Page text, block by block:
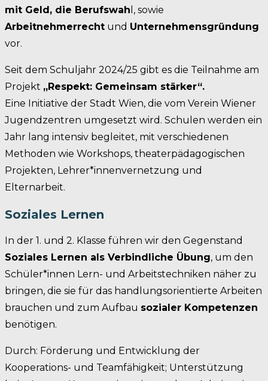
mit Geld, die Berufswah l, sowie
Arbeitnehmerrecht und Unternehmensgründung
vor.
Seit dem Schuljahr 2024/25 gibt es die Teilnahme am
Projekt „Respekt: Gemeinsam stärker“.
Eine Initiative der Stadt Wien, die vom Verein Wiener
Jugendzentren umgesetzt wird. Schulen werden ein
Jahr lang intensiv begleitet, mit verschiedenen
Methoden wie Workshops, theaterpädagogischen
Projekten, Lehrer*innenvernetzung und
Elternarbeit.
Soziales Lernen
In der 1. und 2. Klasse führen wir den Gegenstand
Soziales Lernen als Verbindliche Übung, um den
Schüler*innen Lern- und Arbeitstechniken näher zu
bringen, die sie für das handlungsorientierte Arbeiten
brauchen und zum Aufbau sozialer Kompetenzen
benötigen.
Durch: Förderung und Entwicklung der
Kooperations- und Teamfähigkeit; Unterstützung